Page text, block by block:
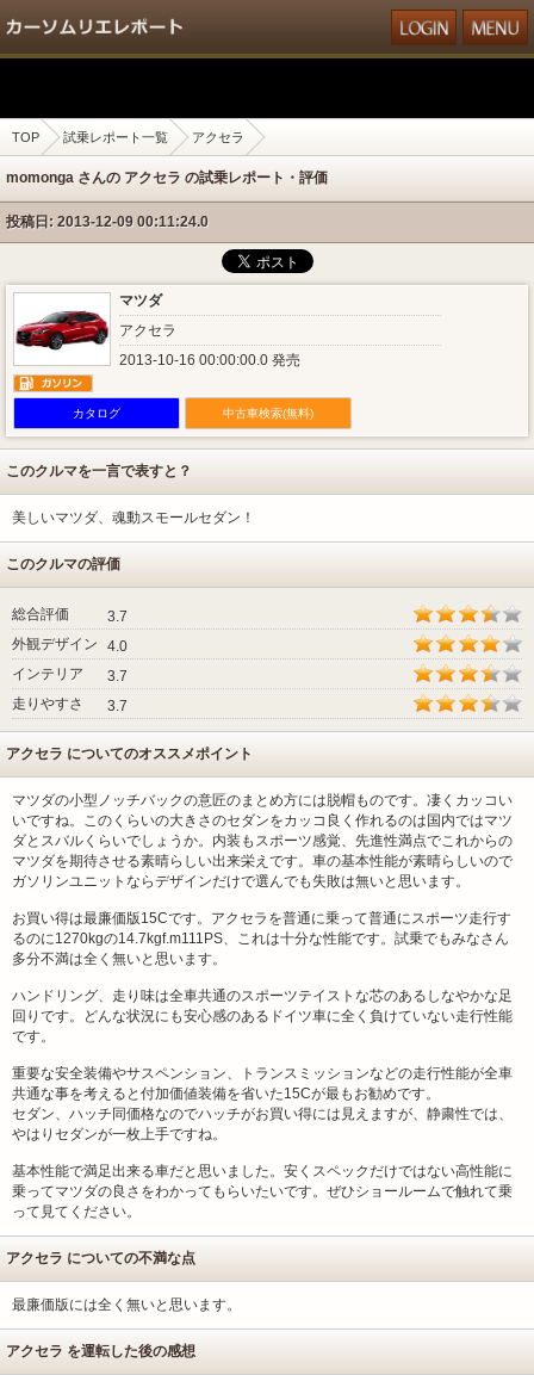
TOP 試乗レポート一覧 アクセラ
momonga さんの アクセラ の試乗レポート・評価
投稿日: 2013-12-09 00:11:24.0
マツダ
アクセラ
2013-10-16 00:00:00.0 発売
カタログ 中古車検索(無料)
このクルマを一言で表すと？
美しいマツダ、魂動スモールセダン！
このクルマの評価
総合評価
3.7
外観デザイン
4.0
インテリア
3.7
走りやすさ
3.7
アクセラ についてのオススメポイント
マツダの小型ノッチバックの意匠のまとめ方には脱帽ものです。凄くカッコい
いですね。このくらいの大きさのセダンをカッコ良く作れるのは国内ではマツ
ダとスバルくらいでしょうか。内装もスポーツ感覚、先進性満点でこれからの
マツダを期待させる素晴らしい出来栄えです。車の基本性能が素晴らしいので
ガソリンユニットならデザインだけで選んでも失敗は無いと思います。
お買い得は最廉価版15Cです。アクセラを普通に乗って普通にスポーツ走行す
るのに1270kgの14.7kgf.m111PS、これは十分な性能です。試乗でもみなさん
多分不満は全く無いと思います。
ハンドリング、走り味は全車共通のスポーツテイストな芯のあるしなやかな足
回りです。どんな状況にも安心感のあるドイツ車に全く負けていない走行性能
です。
重要な安全装備やサスペンション、トランスミッションなどの走行性能が全車
共通な事を考えると付加価値装備を省いた15Cが最もお勧めです。
セダン、ハッチ同価格なのでハッチがお買い得には見えますが、静粛性では、
やはりセダンが一枚上手ですね。
基本性能で満足出来る車だと思いました。安くスペックだけではない高性能に
乗ってマツダの良さをわかってもらいたいです。ぜひショールームで触れて乗
って見てください。
アクセラ についての不満な点
最廉価版には全く無いと思います。
アクセラ を運転した後の感想